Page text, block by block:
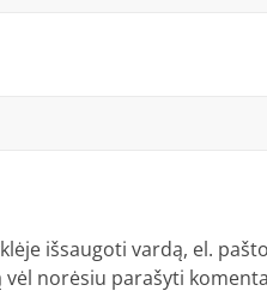
išsaugoti vardą, el.
vėl norėsiu parašyti